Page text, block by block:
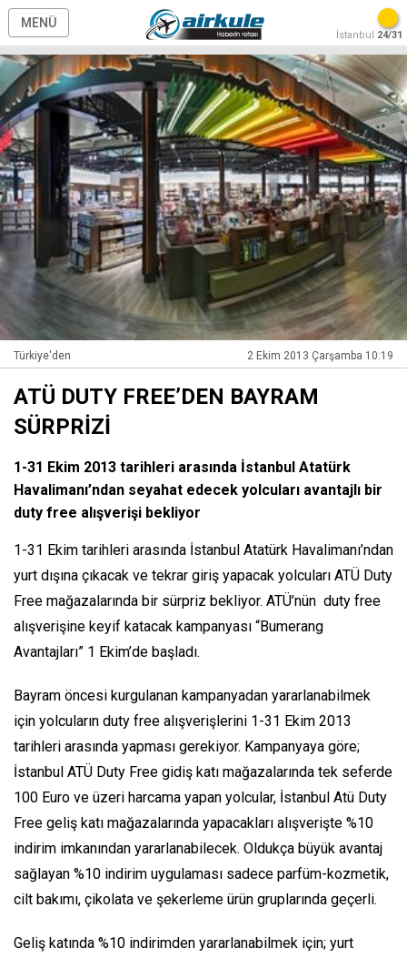
MENÜ
İstanbul 24/31
Türkiye'den 2 Ekim 2013 Çarşamba 10:19
ATÜ DUTY FREE’DEN BAYRAM
SÜRPRİZİ
1-31 Ekim 2013 tarihleri arasında İstanbul Atatürk
Havalimanı’ndan seyahat edecek yolcuları avantajlı bir
duty free alışverişi bekliyor
1-31 Ekim tarihleri arasında İstanbul Atatürk Havalimanı’ndan
yurt dışına çıkacak ve tekrar giriş yapacak yolcuları ATÜ Duty
Free mağazalarında bir sürpriz bekliyor. ATÜ’nün duty free
alışverişine keyif katacak kampanyası “Bumerang
Avantajları” 1 Ekim’de başladı.
Bayram öncesi kurgulanan kampanyadan yararlanabilmek
için yolcuların duty free alışverişlerini 1-31 Ekim 2013
tarihleri arasında yapması gerekiyor. Kampanyaya göre;
İstanbul ATÜ Duty Free gidiş katı mağazalarında tek seferde
100 Euro ve üzeri harcama yapan yolcular, İstanbul Atü Duty
Free geliş katı mağazalarında yapacakları alışverişte %10
indirim imkanından yararlanabilecek. Oldukça büyük avantaj
sağlayan %10 indirim uygulaması sadece parfüm-kozmetik,
cilt bakımı, çikolata ve şekerleme ürün gruplarında geçerli.
Geliş katında %10 indirimden yararlanabilmek için; yurt